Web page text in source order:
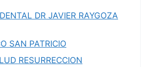
DR JAVIER RAYGOZA
SAN PATRICIO
RESURRECCION